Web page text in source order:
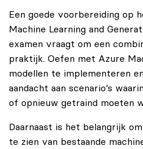
Een goede voorbereiding op
Machine Learning and
examen vraagt om een
praktijk. Oefen met Azure
modellen te implementeren
aandacht aan scenario’s
of opnieuw getraind moeten
Daarnaast is het belangrijk
te zien van bestaande